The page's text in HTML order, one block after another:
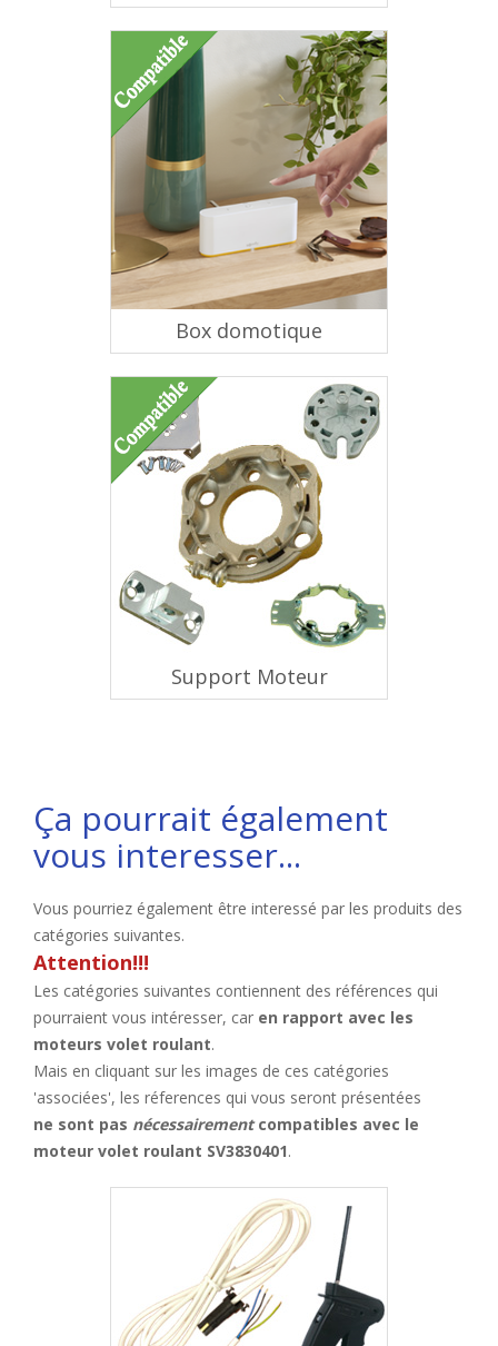
Box domotique
Support Moteur
Ça pourrait également
vous interesser...
Vous pourriez également être interessé par les produits des
catégories suivantes.
Attention!!!
Les catégories suivantes contiennent des références qui
pourraient vous intéresser, car en rapport avec les
moteurs volet roulant.
Mais en cliquant sur les images de ces catégories
'associées', les réferences qui vous seront présentées
ne sont pas nécessairementcompatibles avec le
moteur volet roulant SV3830401.